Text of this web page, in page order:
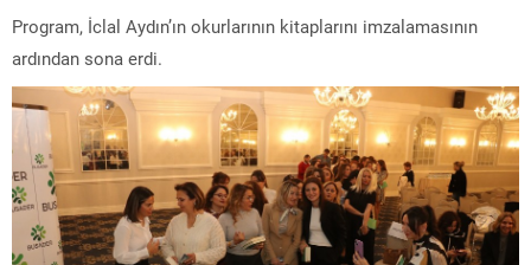
Program, İclal Aydın’ın okurlarının kitaplarını imzalamasının
ardından sona erdi.